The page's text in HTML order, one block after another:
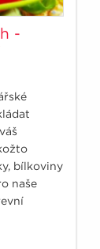
-
bílkoviny
naše